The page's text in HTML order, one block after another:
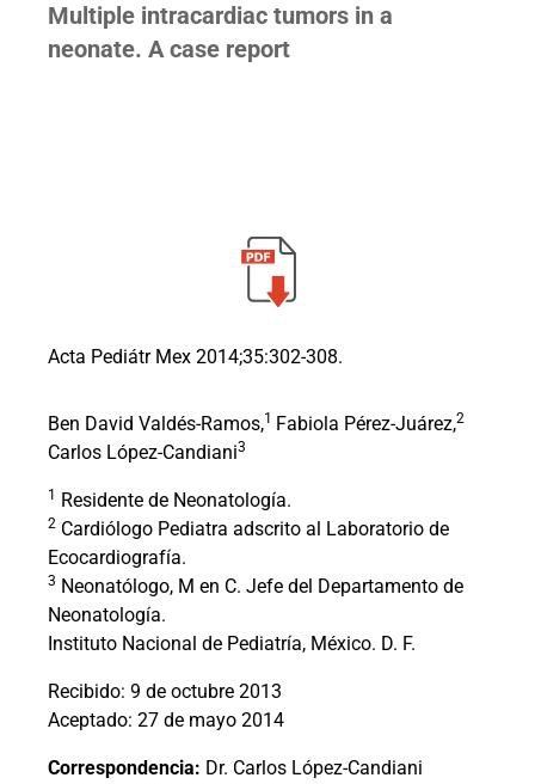
Multiple intracardiac tumors in a
neonate. A case report
Acta Pediátr Mex 2014;35:302-308.
Ben David Valdés-Ramos,1 Fabiola Pérez-Juárez,2
Carlos López-Candiani3
1 Residente de Neonatología.
2 Cardiólogo Pediatra adscrito al Laboratorio de
Ecocardiografía.
3 Neonatólogo, M en C. Jefe del Departamento de
Neonatología.
Instituto Nacional de Pediatría, México. D. F.
Recibido: 9 de octubre 2013
Aceptado: 27 de mayo 2014
Correspondencia: Dr. Carlos López-Candiani